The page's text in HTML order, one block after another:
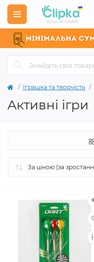
Іграшка та творчість
Активні ігри